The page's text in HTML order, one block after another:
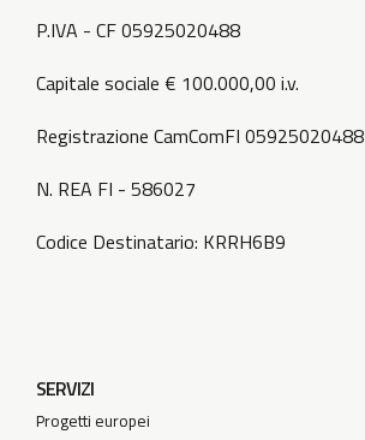
P.IVA - CF 05925020488
Capitale sociale € 100.000,00 i.v.
Registrazione CamComFI 05925020488
N. REA FI - 586027
Codice Destinatario: KRRH6B9
SERVIZI
Progetti europei